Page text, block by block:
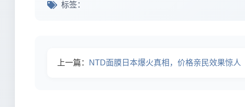
标签：
上一篇： NTD面膜日本爆火真相，价格亲民效果惊人